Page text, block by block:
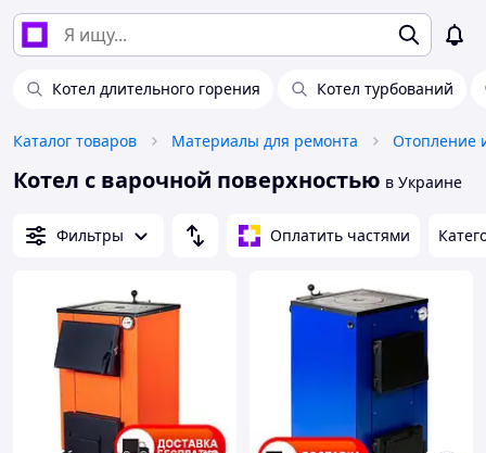
Котел длительного горения Котел турбований
Каталог товаров Материалы для ремонта Отопление
Котел с варочной поверхностью в Украине
Фильтры Оплатить частями